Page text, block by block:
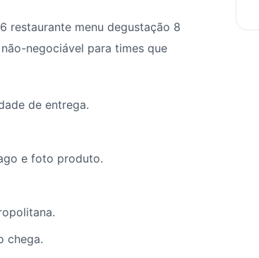
restaurante menu degustação 8
negociável para times que
de entrega.
e foto produto.
chega.